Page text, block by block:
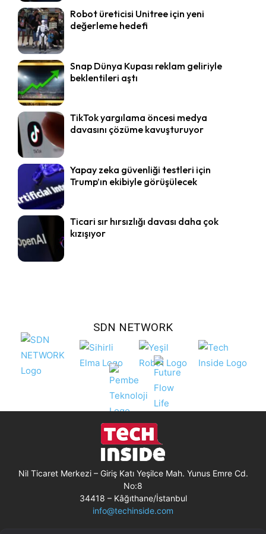
Robot üreticisi Unitree için yeni
değerleme hedefi
Snap Dünya Kupası reklam geliriyle
beklentileri aştı
TikTok yargılama öncesi medya
davasını çözüme kavuşturuyor
Yapay zeka güvenliği testleri için
Trump’ın ekibiyle görüşülecek
Ticari sır hırsızlığı davası daha çok
kızışıyor
SDN NETWORK
Nil Ticaret Merkezi – Giriş Katı Yeşilce Mah. Yunus Emre Cd.
No:8
34418 – Kâğıthane/İstanbul
info@techinside.com